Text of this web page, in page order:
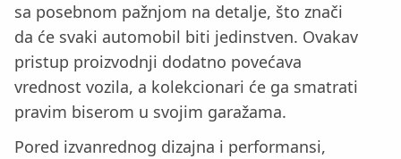
sa posebnom pažnjom na detalje, što znači
da će svaki automobil biti jedinstven. Ovakav
pristup proizvodnji dodatno povećava
vrednost vozila, a kolekcionari će ga smatrati
pravim biserom u svojim garažama.
Pored izvanrednog dizajna i performansi,